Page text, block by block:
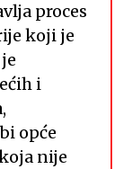
proces
koji je
i
opće
nije